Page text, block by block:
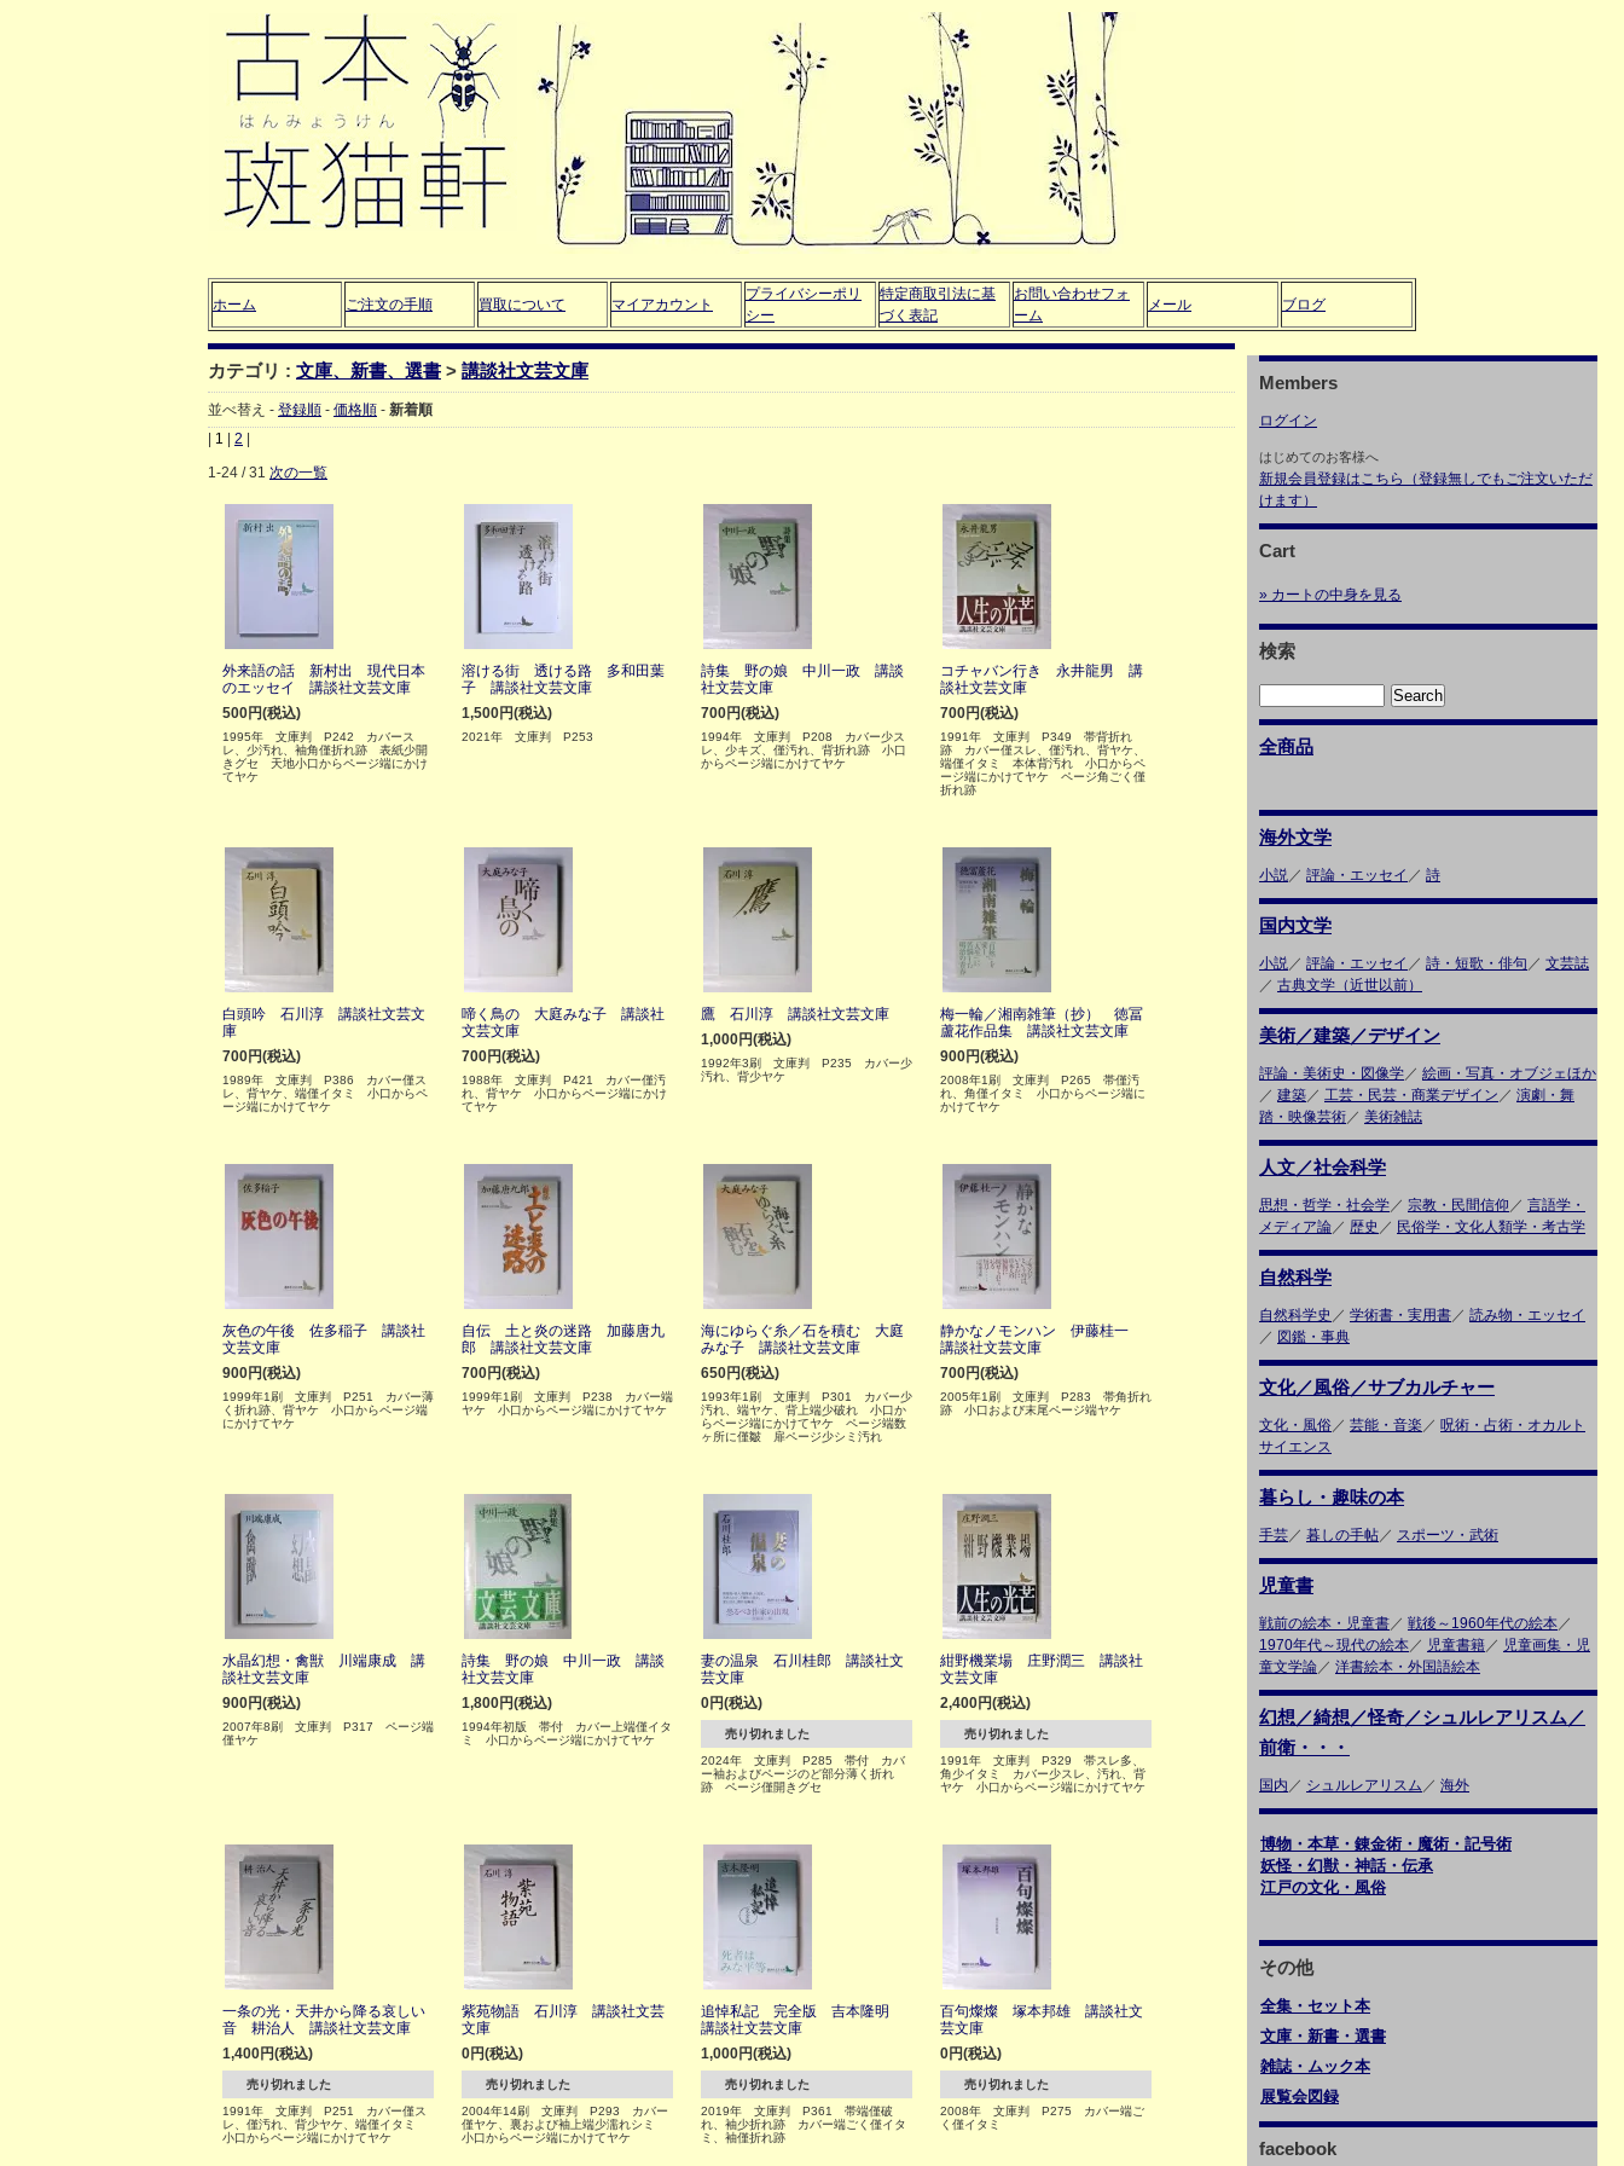
ホーム ご注文の手順 買取について マイアカウント
プライバシーポリ
シー
特定商取引法に基
づく表記
お問い合わせフォ
ーム
メール ブログ
カテゴリ : 文庫、新書、選書 > 講談社文芸文庫
並べ替え - 登録順 - 価格順 - 新着順
1 2
1-24 / 31 次の一覧
外来語の話 新村出 現代日本
のエッセイ 講談社文芸文庫
500円(税込)
1995年 文庫判 P242 カバース
レ、少汚れ、袖角僅折れ跡 表紙少開
きグセ 天地小口からページ端にかけ
てヤケ
溶ける街 透ける路 多和田葉
子 講談社文芸文庫
1,500円(税込)
2021年 文庫判 P253
詩集 野の娘 中川一政 講談
社文芸文庫
700円(税込)
1994年 文庫判 P208 カバー少ス
レ、少キズ、僅汚れ、背折れ跡 小口
からページ端にかけてヤケ
コチャバン行き 永井龍男 講
談社文芸文庫
700円(税込)
1991年 文庫判 P349 帯背折れ
跡 カバー僅スレ、僅汚れ、背ヤケ、
端僅イタミ 本体背汚れ 小口からペ
ージ端にかけてヤケ ページ角ごく僅
折れ跡
白頭吟 石川淳 講談社文芸文
庫
700円(税込)
1989年 文庫判 P386 カバー僅ス
レ、背ヤケ、端僅イタミ 小口からペ
ージ端にかけてヤケ
啼く鳥の 大庭みな子 講談社
文芸文庫
700円(税込)
1988年 文庫判 P421 カバー僅汚
れ、背ヤケ 小口からページ端にかけ
てヤケ
鷹 石川淳 講談社文芸文庫
1,000円(税込)
1992年3刷 文庫判 P235 カバー少
汚れ、背少ヤケ
梅一輪／湘南雑筆（抄） 徳冨
蘆花作品集 講談社文芸文庫
900円(税込)
2008年1刷 文庫判 P265 帯僅汚
れ、角僅イタミ 小口からページ端に
かけてヤケ
灰色の午後 佐多稲子 講談社
文芸文庫
900円(税込)
1999年1刷 文庫判 P251 カバー薄
く折れ跡、背ヤケ 小口からページ端
にかけてヤケ
自伝 土と炎の迷路 加藤唐九
郎 講談社文芸文庫
700円(税込)
1999年1刷 文庫判 P238 カバー端
ヤケ 小口からページ端にかけてヤケ
海にゆらぐ糸／石を積む 大庭
みな子 講談社文芸文庫
650円(税込)
1993年1刷 文庫判 P301 カバー少
汚れ、端ヤケ、背上端少破れ 小口か
らページ端にかけてヤケ ページ端数
ヶ所に僅皺 扉ページ少シミ汚れ
静かなノモンハン 伊藤桂一
講談社文芸文庫
700円(税込)
2005年1刷 文庫判 P283 帯角折れ
跡 小口および末尾ページ端ヤケ
水晶幻想・禽獣 川端康成 講
談社文芸文庫
900円(税込)
2007年8刷 文庫判 P317 ページ端
僅ヤケ
詩集 野の娘 中川一政 講談
社文芸文庫
1,800円(税込)
1994年初版 帯付 カバー上端僅イタ
ミ 小口からページ端にかけてヤケ
妻の温泉 石川桂郎 講談社文
芸文庫
0円(税込)
売り切れました
2024年 文庫判 P285 帯付 カバ
ー袖およびページのど部分薄く折れ
跡 ページ僅開きグセ
紺野機業場 庄野潤三 講談社
文芸文庫
2,400円(税込)
売り切れました
1991年 文庫判 P329 帯スレ多、
角少イタミ カバー少スレ、汚れ、背
ヤケ 小口からページ端にかけてヤケ
一条の光・天井から降る哀しい
音 耕治人 講談社文芸文庫
1,400円(税込)
売り切れました
1991年 文庫判 P251 カバー僅ス
レ、僅汚れ、背少ヤケ、端僅イタミ
小口からページ端にかけてヤケ
紫苑物語 石川淳 講談社文芸
文庫
0円(税込)
売り切れました
2004年14刷 文庫判 P293 カバー
僅ヤケ、裏および袖上端少濡れシミ
小口からページ端にかけてヤケ
追悼私記 完全版 吉本隆明
講談社文芸文庫
1,000円(税込)
売り切れました
2019年 文庫判 P361 帯端僅破
れ、袖少折れ跡 カバー端ごく僅イタ
ミ、袖僅折れ跡
百句燦燦 塚本邦雄 講談社文
芸文庫
0円(税込)
売り切れました
2008年 文庫判 P275 カバー端ご
く僅イタミ
Members
ログイン
はじめてのお客様へ
新規会員登録はこちら（登録無しでもご注文いただ
けます）
Cart
» カートの中身を見る
検索
全商品
海外文学
小説／ 評論・エッセイ ／ 詩
国内文学
小説／ 評論・エッセイ ／ 詩・短歌・俳句 ／ 文芸誌
／ 古典文学（近世以前）
美術／建築／デザイン
評論・美術史・図像学／ 絵画・写真・オブジェほか
／ 建築／ 工芸・民芸・商業デザイン ／ 演劇・舞
踏・映像芸術／ 美術雑誌
人文／社会科学
思想・哲学・社会学／ 宗教・民間信仰 ／ 言語学・
メディア論／ 歴史 ／ 民俗学・文化人類学・考古学
自然科学
自然科学史 ／ 学術書・実用書／ 読み物・エッセイ
／ 図鑑・事典
文化／風俗／サブカルチャー
文化・風俗／ 芸能・音楽 ／ 呪術・占術・オカルト
サイエンス
暮らし・趣味の本
手芸／ 暮しの手帖／ スポーツ・武術
児童書
戦前の絵本・児童書／ 戦後～1960年代の絵本／
1970年代～現代の絵本／ 児童書籍／ 児童画集・児
童文学論／ 洋書絵本・外国語絵本
幻想／綺想／怪奇／シュルレアリスム／
前衛・・・
国内 ／ シュルレアリスム ／ 海外
博物・本草・錬金術・魔術・記号術
妖怪・幻獣・神話・伝承
江戸の文化・風俗
その他
全集・セット本
文庫・新書・選書
雑誌・ムック本
展覧会図録
facebook